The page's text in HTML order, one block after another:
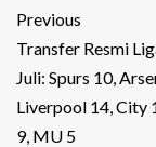
Previous
Transfer Resmi
Juli: Spurs 10,
Liverpool 14, City
9, MU 5